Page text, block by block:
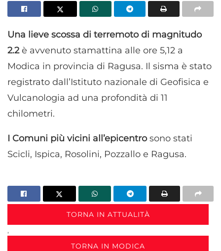
Una lieve scossa di terremoto di magnitudo
2.2è avvenuto stamattina alle ore 5,12 a
Modica in provincia di Ragusa. Il sisma è stato
registrato dall’Istituto nazionale di Geofisica e
Vulcanologia ad una profondità di 11
chilometri.
I Comuni più vicini all’epicentrosono stati
Scicli, Ispica, Rosolini, Pozzallo e Ragusa.
TORNA IN ATTUALITÀ
,
TORNA IN MODICA